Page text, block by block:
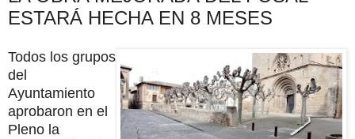
ESTARÁ HECHA EN 8 MESES
Todos los grupos
del
Ayuntamiento
aprobaron en el
Pleno la